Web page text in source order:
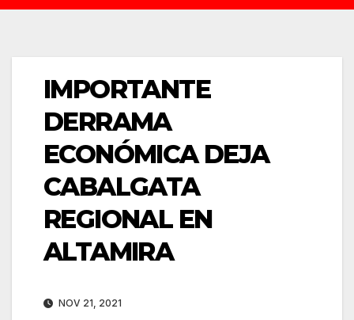
IMPORTANTE
DERRAMA
ECONÓMICA DEJA
CABALGATA
REGIONAL EN
ALTAMIRA
NOV 21, 2021